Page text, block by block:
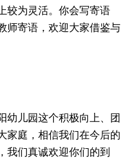
较为灵活。你会写寄语
师寄语，欢迎大家借鉴与
幼儿园这个积极向上、团
家庭，相信我们在今后的
我们真诚欢迎你们的到